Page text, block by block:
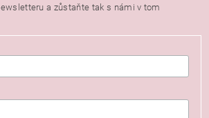
a zůstaňte tak s námi v tom